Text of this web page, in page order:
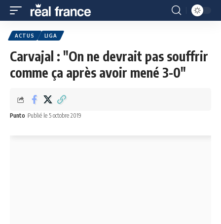
ACTUS LIGA
Carvajal : "On ne devrait pas souffrir
comme ça après avoir mené 3-0"
Punto Publié le 5 octobre 2019